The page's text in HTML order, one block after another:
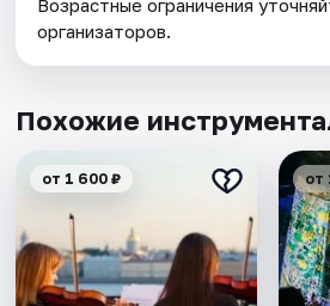
организаторов.
Похожие
от 1 600 ₽ от